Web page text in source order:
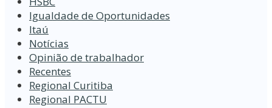
Igualdade de Oportunidades
Itaú
Notícias
Opinião de trabalhador
Recentes
Regional Curitiba
Regional PACTU